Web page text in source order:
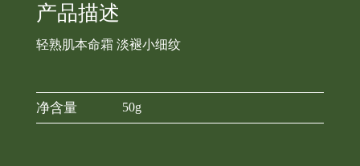
产品描述
轻熟肌本命霜 淡褪小细纹
净含量 50g